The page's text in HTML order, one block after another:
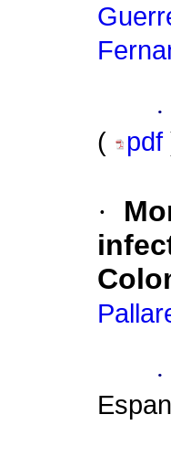
·
(
pdf
·
·